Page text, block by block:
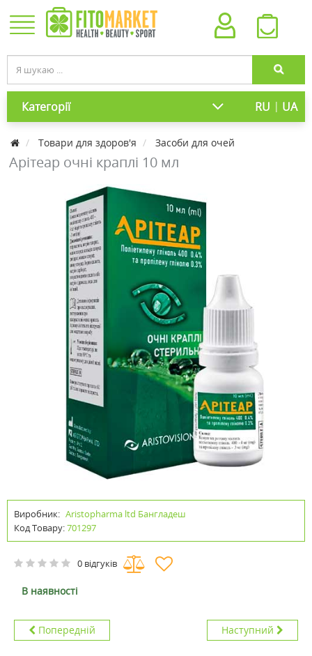
Категорії RU | UA
Товари для здоров'я Засоби для очей
Арітеар очні краплі 10 мл
Виробник: Aristopharma ltd Бангладеш
Код Товару:701297
0 відгуків
В наявності
Попередній Наступний